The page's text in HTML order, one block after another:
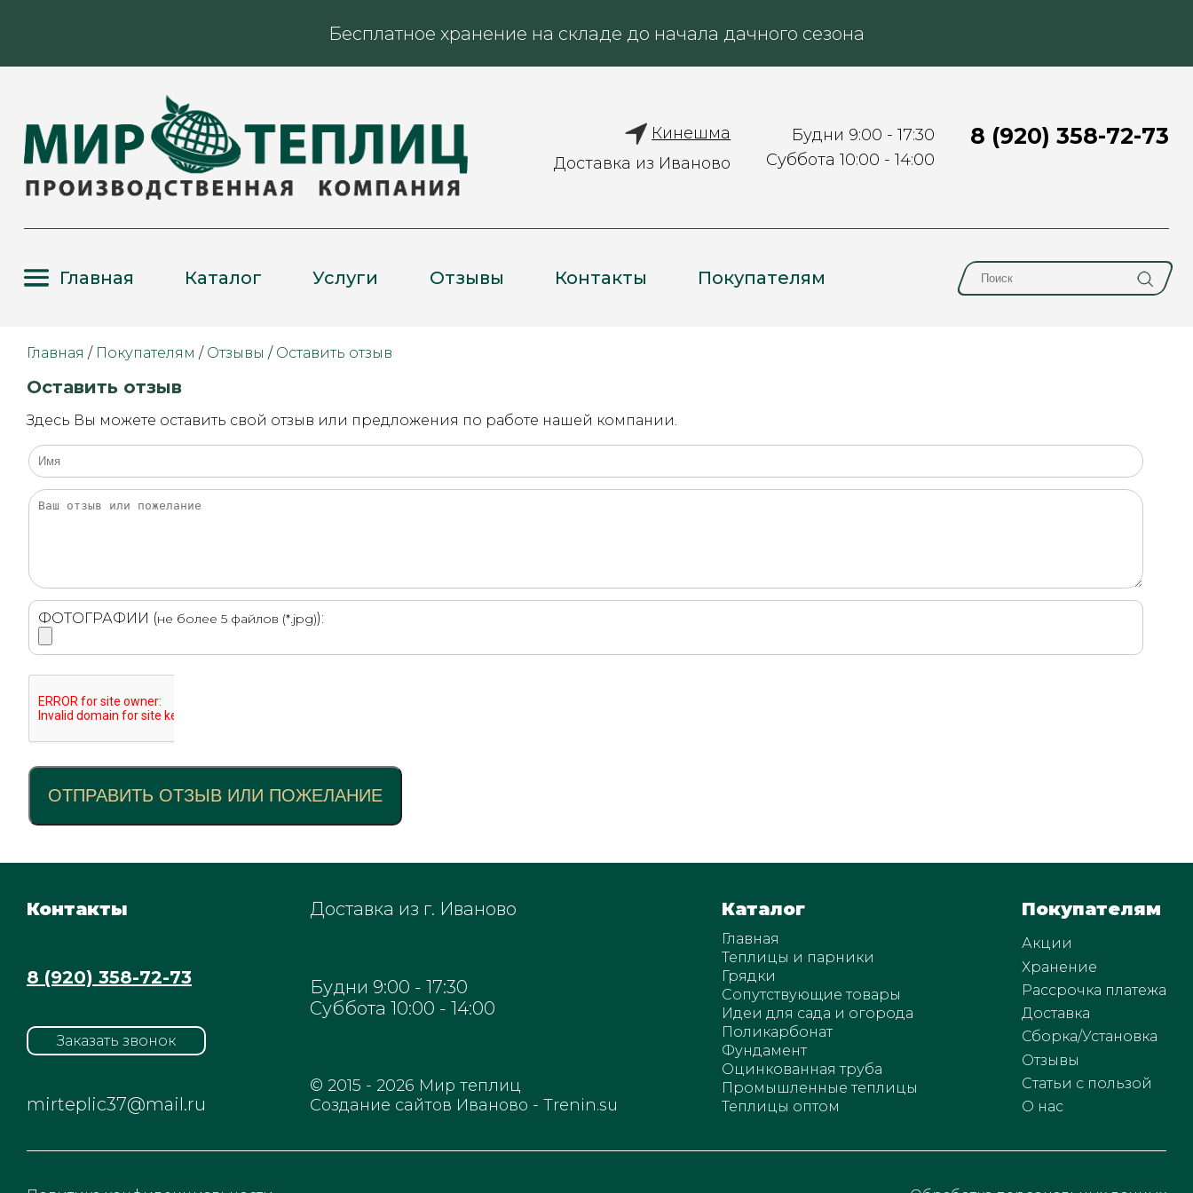
Бесплатное хранение на складе до начала дачного сезона
Кинешма
Доставка из Иваново
Будни 9:00 - 17:30
Суббота 10:00 - 14:00
8 (920) 358-72-73
Главная Каталог Услуги Отзывы Контакты Покупателям
Главная / Покупателям / Отзывы / Оставить отзыв
Оставить отзыв
Здесь Вы можете оставить свой отзыв или предложения по работе нашей компании.
ФОТОГРАФИИ (не более 5 файлов (*.jpg)):
ОТПРАВИТЬ ОТЗЫВ ИЛИ ПОЖЕЛАНИЕ
Контакты
8 (920) 358-72-73
Заказать звонок
mirteplic37@mail.ru
Доставка из г. Иваново
Будни 9:00 - 17:30
Суббота 10:00 - 14:00
© 2015 - 2026 Мир теплиц
Cоздание сайтов Иваново - Trenin.su
Каталог
Главная
Теплицы и парники
Грядки
Сопутствующие товары
Идеи для сада и огорода
Поликарбонат
Фундамент
Оцинкованная труба
Промышленные теплицы
Теплицы оптом
Покупателям
Акции
Хранение
Рассрочка платежа
Доставка
Сборка/Установка
Отзывы
Статьи с пользой
О нас